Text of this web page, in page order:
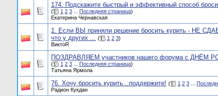
174. Подскажите быстрый и эффективный способ
( 1 2 3 Последняя страница)
Екатерина Чернавская
1. Если ВЫ приняли решение бросить курить - НЕ
что у других ... ( 1 2 3)
ВиктоR
ПОЗДРАВЛЯЕМ участников нашего форума с ДНЁМ
( 1 2 3 Последняя страница)
Татьяна Ярмола
76. Хочу бросить курить...поддержите! ( 1 2 3
Радион Кукдан